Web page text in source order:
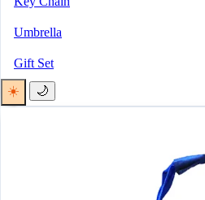
Umbrella
Gift Set
☀️
🌙